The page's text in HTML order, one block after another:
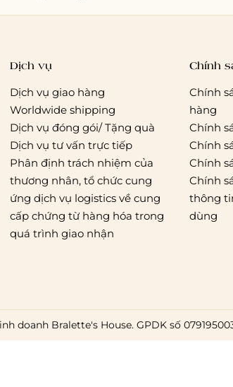
Dịch vụ
Dịch vụ giao hàng
Worldwide shipping
Dịch vụ đóng gói/ Tặng quà
Dịch vụ tư vấn trực tiếp
Phân định trách nhiệm của
thương nhân, tổ chức cung
ứng dịch vụ logistics về cung
cấp chứng từ hàng hóa trong
quá trình giao nhận
Chính
Chính
hàng
Chính
Chính
Chính
Chính
thông
dùng
doanh Bralette's House. GPDK số